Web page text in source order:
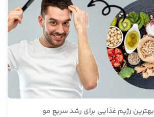
بهترین رژیم غذایی برای رشد سریع مو